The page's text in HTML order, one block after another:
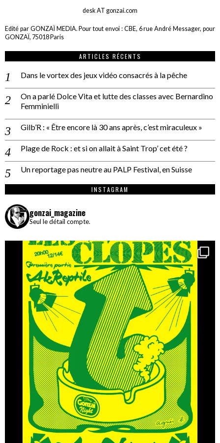
desk AT gonzai.com
Edité par GONZAÏ MEDIA. Pour tout envoi : CBE, 6 rue André Messager, pour
GONZAÏ, 75018 Paris
ARTICLES RÉCENTS
Dans le vortex des jeux vidéo consacrés à la pêche
On a parlé Dolce Vita et lutte des classes avec Bernardino
Femminielli
Gilb’R : « Être encore là 30 ans après, c’est miraculeux »
Plage de Rock : et si on allait à Saint Trop’ cet été ?
Un reportage pas neutre au PALP Festival, en Suisse
INSTAGRAM
gonzai_magazine
Seul le détail compte.